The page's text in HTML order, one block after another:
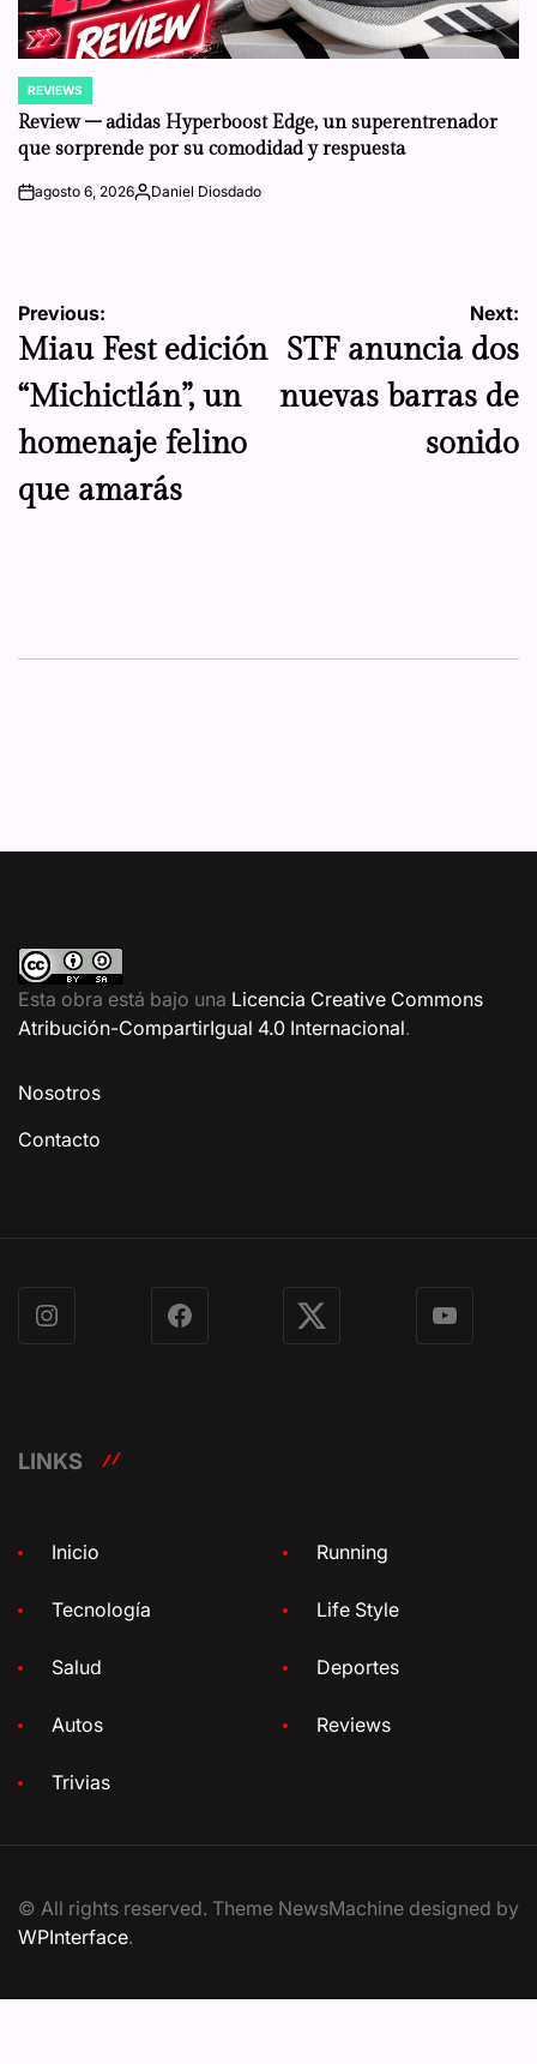
POSTED
IN
REVIEWS
Review – adidas Hyperboost Edge, un superentrenador
que sorprende por su comodidad y respuesta
onagosto 6, 2026Posted
Daniel Diosdado
Navegación
de
entradas
Previous:
Miau Fest edición
“Michictlán”, un
homenaje felino
que amarás
Next:
STF anuncia dos
nuevas barras de
sonido
Esta obra está bajo una Licencia Creative Commons
Atribución-CompartirIgual 4.0 Internacional.
Nosotros
Contacto
Instagram Facebook X YouTube
LINKS
Inicio Running
Tecnología Life Style
Salud Deportes
Autos Reviews
Trivias
© All rights reserved. Theme NewsMachine designed by
WPInterface.